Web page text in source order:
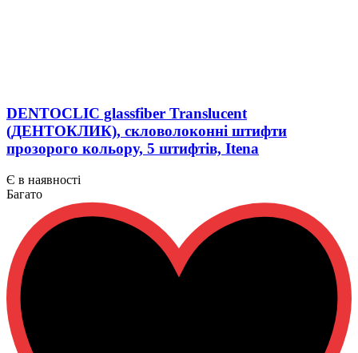
DENTOCLIC glassfiber Translucent
(ДЕНТОКЛИК), скловолоконні штифти
прозорого кольору, 5 штифтів, Itena
Є в наявності
Багато